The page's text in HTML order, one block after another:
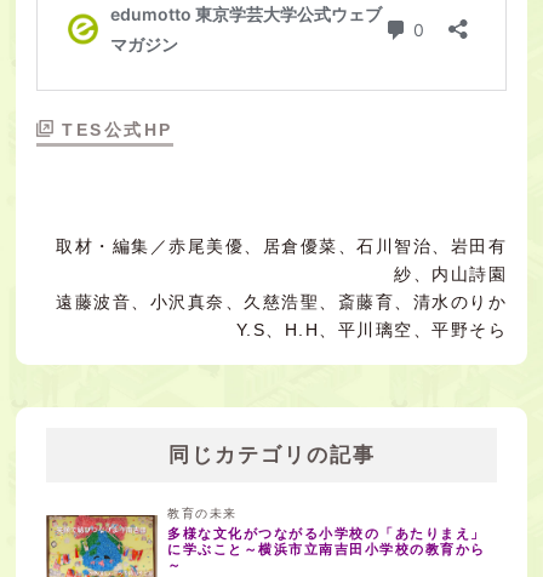
TES公式HP
取材・編集／赤尾美優、居倉優菜、石川智治、岩田有
紗、内山詩園
遠藤波音、小沢真奈、久慈浩聖、斎藤育、清水のりか
Y.S、H.H、平川璃空、平野そら
同じカテゴリの記事
教育の未来
多様な文化がつながる小学校の「あたりまえ」
に学ぶこと～横浜市立南吉田小学校の教育から
～